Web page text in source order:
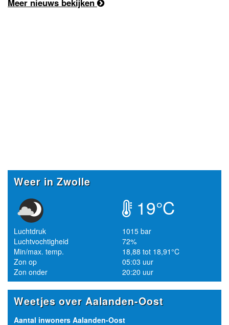
Meer nieuws bekijken
Weer in Zwolle
19°C
Luchtdruk
1015 bar
Luchtvochtigheid
72%
Min/max. temp.
18,88 tot 18,91°C
Zon op
05:03 uur
Zon onder
20:20 uur
Weetjes over Aalanden-Oost
Aantal inwoners Aalanden-Oost